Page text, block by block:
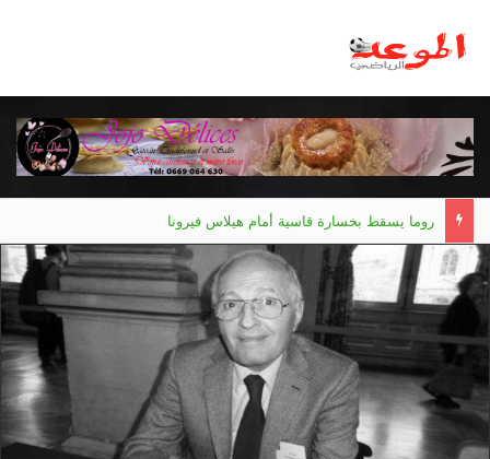
روما يسقط بخسارة قاسية أمام هيلاس فيرونا